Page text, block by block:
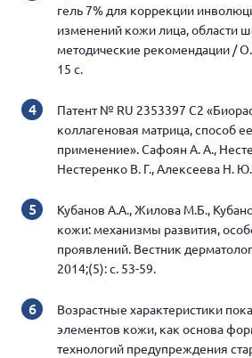
гель 7% для коррекции
изменений кожи лица, области
методические рекомендации /
15 с.
Патент № RU 2353397 C2
коллагеновая матрица, способ
применение». Сафоян А. А.,
Нестеренко В. Г., Алексеева Н.
Кубанов А.А., Жилова М.Б.,
кожи: механизмы развития,
проявлений. Вестник
2014;(5): с. 53-59.
Возрастные характеристики
элементов кожи, как основа
технологий предупреждения